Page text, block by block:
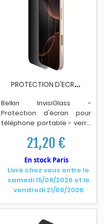
P
ROTECTION D'ECRAN TELEPHONE BELKIN INVISIGLASS...
Belkin InvisiGlass -
Protection d'écran pour
téléphone portable - verre
confidentialité - pour
Apple iPhone 16 Pro
Livré chez vous entre le
samedi 15/08/2026 et le
vendredi 21/08/2026
21,20 €
En stock Paris